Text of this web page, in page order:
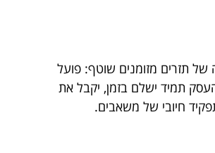
של תזרים מזומנים שוטף: פועל
תמיד ישלם בזמן, יקבל את
חיובי של משאבים.